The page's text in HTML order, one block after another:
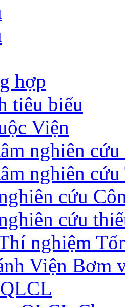
hợp
tiêu biểu
Viện
nghiên
nghiên
cứu
cứu
nghiệm
Viện Bơm